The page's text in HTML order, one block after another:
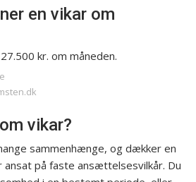
en vikar om
kr. om måneden.
vikar?
sammenhænge, og dækker en
ansat på faste ansættelsesvilkår. Du